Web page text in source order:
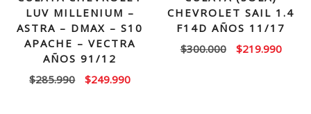
LUV MILLENIUM –
ASTRA – DMAX – S10
APACHE – VECTRA
AÑOS 91/12
$285.990
El
$249.990El
CHEVROLET SAIL 1.4
F14D AÑOS 11/17
$300.000
El
$219.990El